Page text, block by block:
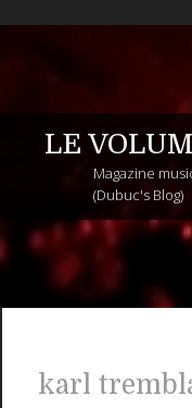
LE
Magazine
(Dubuc's Blog)
karl